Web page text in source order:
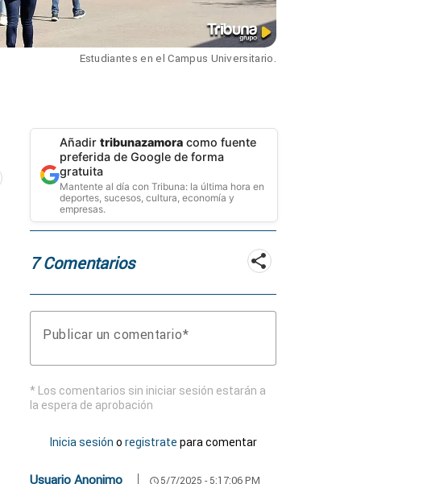
Estudiantes en el Campus Universitario.
Añadir tribunazamora como fuente
preferida de Google de forma
gratuita
Mantente al día con Tribuna: la última hora en
deportes, sucesos, cultura, economía y
empresas.
7 Comentarios
Publicar un comentario
* Los comentarios sin iniciar sesión estarán a
la espera de aprobación
Inicia sesión o registrate para comentar
Usuario Anonimo schedule 5/7/2025 - 5:17:06 PM